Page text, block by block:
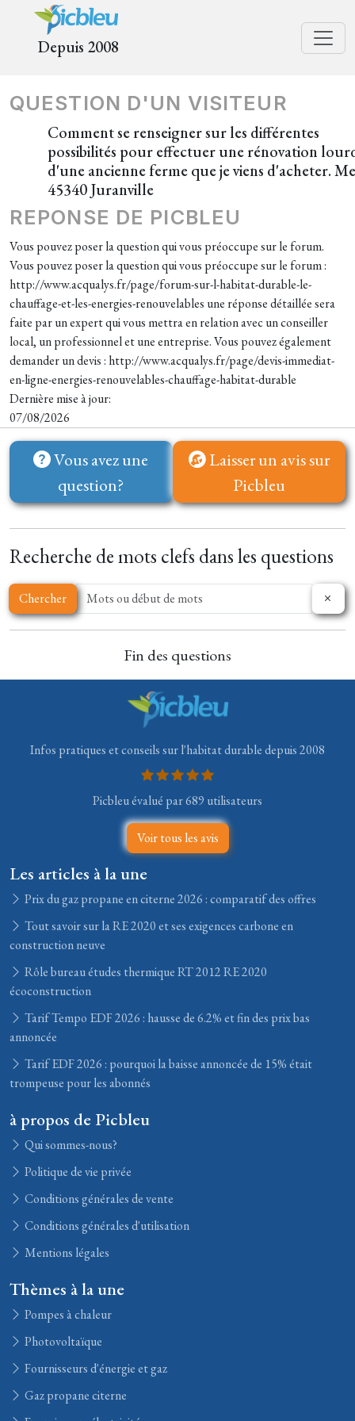
Depuis 2008
QUESTION D'UN VISITEUR
Comment se renseigner sur les différentes
possibilités pour effectuer une rénovation
d'une ancienne ferme que je viens d'acheter.
45340 Juranville
REPONSE DE PICBLEU
Vous pouvez poser la question qui vous préoccupe sur le forum.
Vous pouvez poser la question qui vous préoccupe sur le forum :
http://www.acqualys.fr/page/forum-sur-l-habitat-durable-le-
chauffage-et-les-energies-renouvelables une réponse détaillée sera
faite par un expert qui vous mettra en relation avec un conseiller
local, un professionnel et une entreprise. Vous pouvez également
demander un devis : http://www.acqualys.fr/page/devis-immediat-
en-ligne-energies-renouvelables-chauffage-habitat-durable
Dernière mise à jour:
07/08/2026
Vous avez une
question?
Laisser un avis sur
Picbleu
Recherche de mots clefs dans les questions
Chercher
Fin des questions
Infos pratiques et conseils sur l'habitat durable depuis 2008
Picbleu évalué par 689 utilisateurs
Voir tous les avis
Les articles à la une
Prix du gaz propane en citerne 2026 : comparatif des offres
Tout savoir sur la RE 2020 et ses exigences carbone en
construction neuve
Rôle bureau études thermique RT 2012 RE 2020
écoconstruction
Tarif Tempo EDF 2026 : hausse de 6.2% et fin des prix bas
annoncée
Tarif EDF 2026 : pourquoi la baisse annoncée de 15% était
trompeuse pour les abonnés
à propos de Picbleu
Qui sommes-nous?
Politique de vie privée
Conditions générales de vente
Conditions générales d'utilisation
Mentions légales
Thèmes à la une
Pompes à chaleur
Photovoltaïque
Fournisseurs d'énergie et gaz
Gaz propane citerne